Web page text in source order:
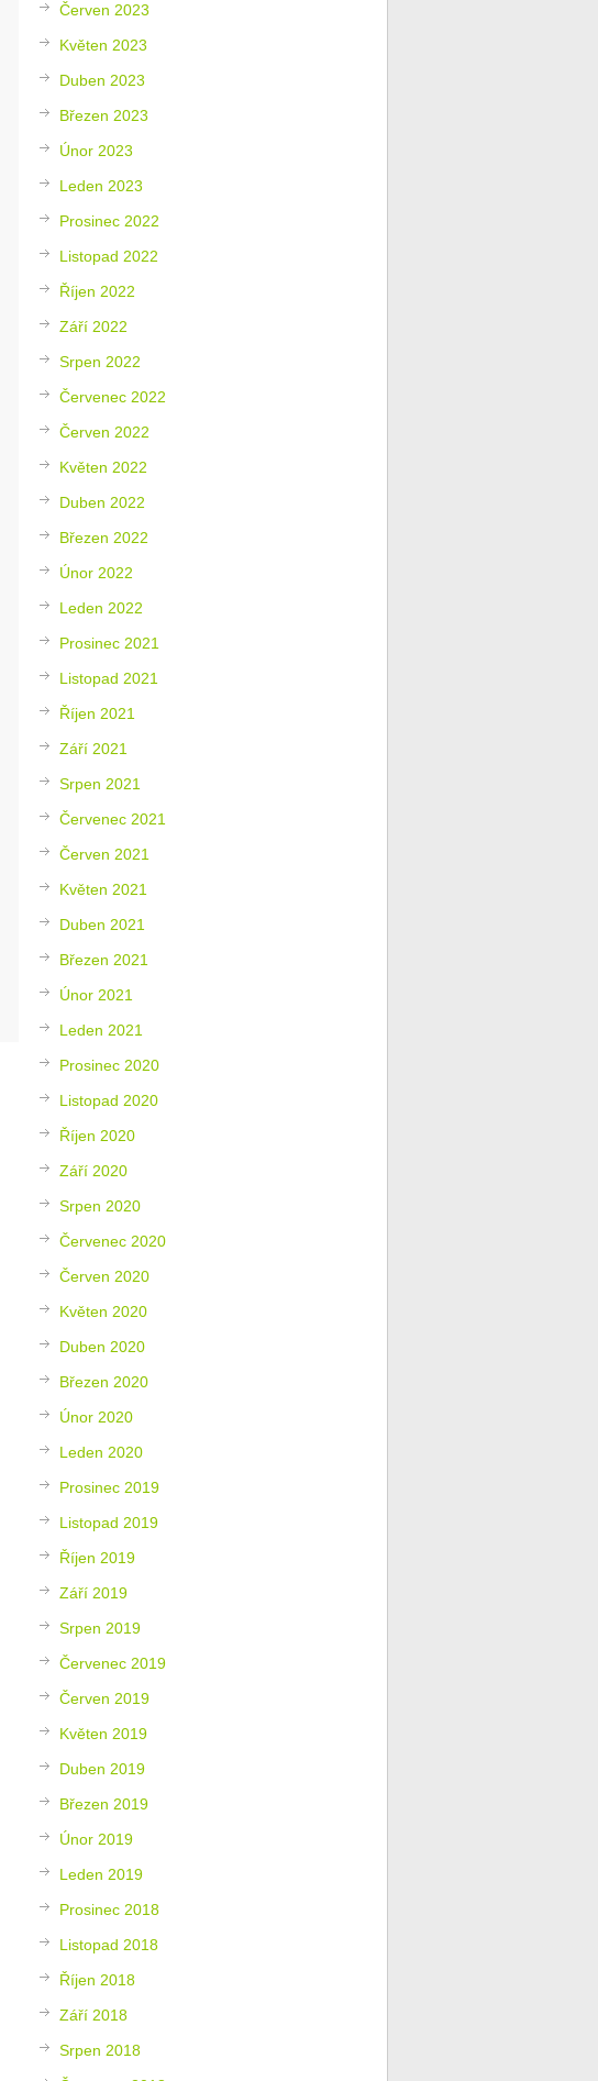
Červen 2023
Květen 2023
Duben 2023
Březen 2023
Únor 2023
Leden 2023
Prosinec 2022
Listopad 2022
Říjen 2022
Září 2022
Srpen 2022
Červenec 2022
Červen 2022
Květen 2022
Duben 2022
Březen 2022
Únor 2022
Leden 2022
Prosinec 2021
Listopad 2021
Říjen 2021
Září 2021
Srpen 2021
Červenec 2021
Červen 2021
Květen 2021
Duben 2021
Březen 2021
Únor 2021
Leden 2021
Prosinec 2020
Listopad 2020
Říjen 2020
Září 2020
Srpen 2020
Červenec 2020
Červen 2020
Květen 2020
Duben 2020
Březen 2020
Únor 2020
Leden 2020
Prosinec 2019
Listopad 2019
Říjen 2019
Září 2019
Srpen 2019
Červenec 2019
Červen 2019
Květen 2019
Duben 2019
Březen 2019
Únor 2019
Leden 2019
Prosinec 2018
Listopad 2018
Říjen 2018
Září 2018
Srpen 2018